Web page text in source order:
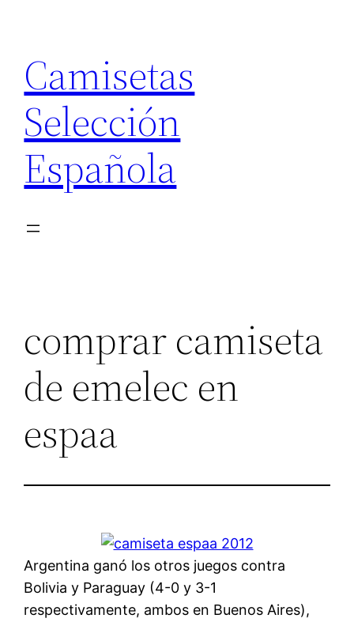
contenido
Camisetas
Selección
Española
comprar camiseta
de emelec en
espaa
Argentina ganó los otros juegos contra
Bolivia y Paraguay (4-0 y 3-1
respectivamente, ambos en Buenos Aires),